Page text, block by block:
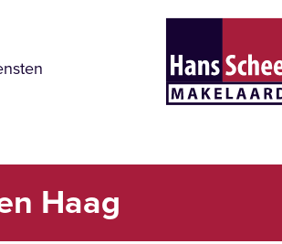
Haag